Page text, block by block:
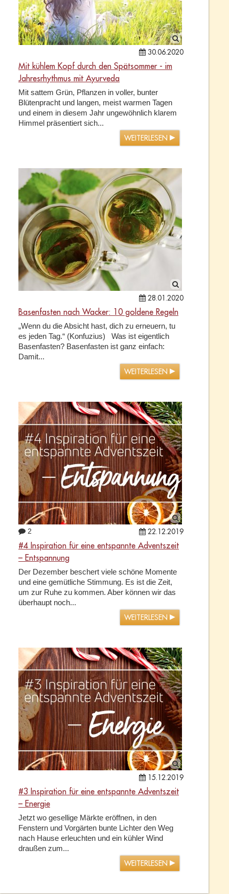
30.06.2020
Mit kühlem Kopf durch den Spätsommer - im
Jahresrhythmus mit Ayurveda
Mit sattem Grün, Pflanzen in voller, bunter
Blütenpracht und langen, meist warmen Tagen
und einem in diesem Jahr ungewöhnlich klarem
Himmel präsentiert sich...
WEITERLESEN
28.01.2020
Basenfasten nach Wacker: 10 goldene Regeln
„Wenn du die Absicht hast, dich zu erneuern, tu
es jeden Tag.“ (Konfuzius) Was ist eigentlich
Basenfasten? Basenfasten ist ganz einfach:
Damit...
WEITERLESEN
2 22.12.2019
#4 Inspiration für eine entspannte Adventszeit
– Entspannung
Der Dezember beschert viele schöne Momente
und eine gemütliche Stimmung. Es ist die Zeit,
um zur Ruhe zu kommen. Aber können wir das
überhaupt noch...
WEITERLESEN
15.12.2019
#3 Inspiration für eine entspannte Adventszeit
– Energie
Jetzt wo gesellige Märkte eröffnen, in den
Fenstern und Vorgärten bunte Lichter den Weg
nach Hause erleuchten und ein kühler Wind
draußen zum...
WEITERLESEN